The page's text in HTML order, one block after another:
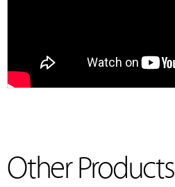
Other Products